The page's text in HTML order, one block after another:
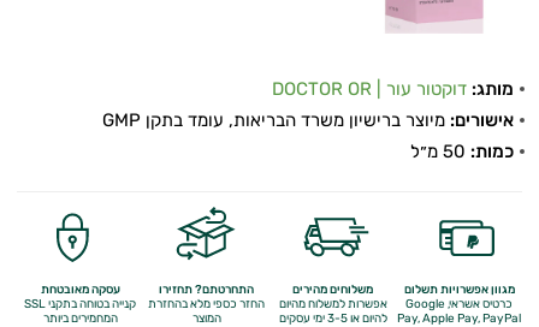
מותג: דוקטור עור | DOCTOR OR
אישורים: מיוצר ברישיון משרד הבריאות, עומד בתקן GMP
כמות:
מגוון אפשרויות תשלום
כרטיס אשראי, Google
Pay,Apple Pay, PayPal
משלוחים מהירים
אפשרות למשלוח מהיום
להיום או 3-5 ימי עסקים
התחרטתם? תחזירו
החזר כספי מלאבהחזרת
המוצר
עסקה מאובטחת
קנייה בטוחה בתקני SSL
המחמירים ביותר